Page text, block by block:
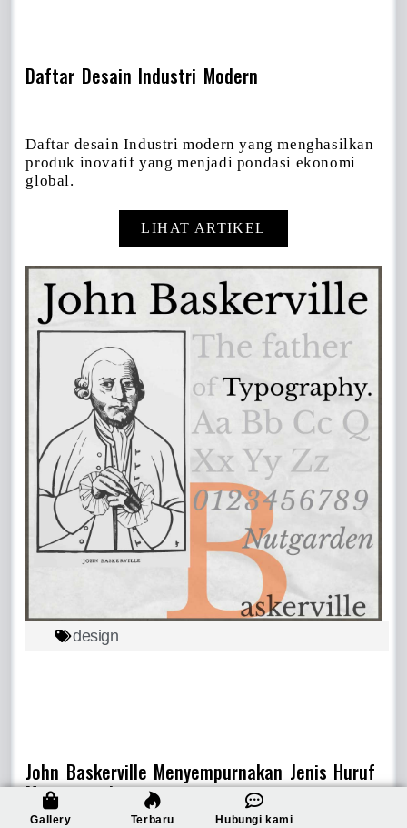
Daftar Desain Industri Modern
Daftar desain Industri modern yang menghasilkan
produk inovatif yang menjadi pondasi ekonomi
global.
LIHAT ARTIKEL
design
John Baskerville Menyempurnakan Jenis Huruf
Mesin cetak
Gallery Terbaru Hubungi kami